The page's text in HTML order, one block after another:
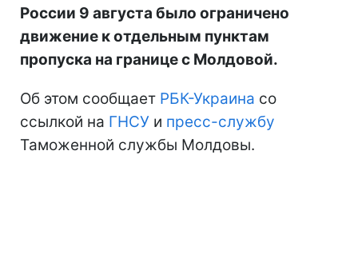
России 9 августа было ограничено
движение к отдельным пунктам
пропуска на границе с Молдовой.
Об этом сообщает РБК-Украина со
ссылкой на ГНСУ и пресс-службу
Таможенной службы Молдовы.